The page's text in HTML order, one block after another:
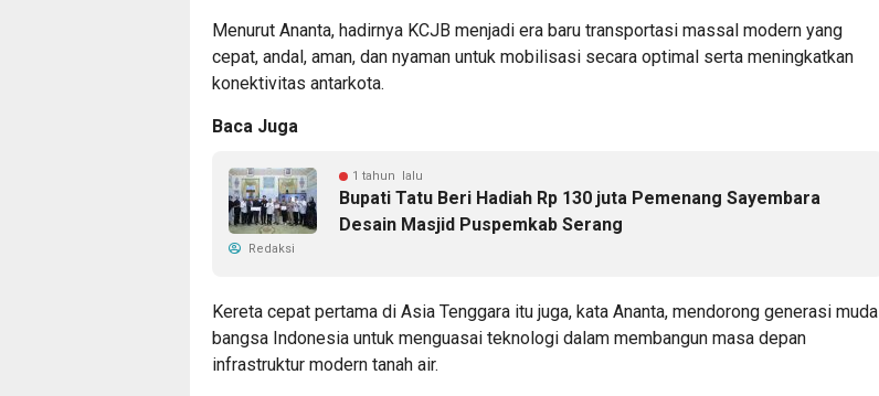
Menurut Ananta, hadirnya KCJB menjadi era baru transportasi massal modern yang
cepat, andal, aman, dan nyaman untuk mobilisasi secara optimal serta meningkatkan
konektivitas antarkota.
Baca Juga
1 tahun lalu
Bupati Tatu Beri Hadiah Rp 130 juta Pemenang Sayembara
Desain Masjid Puspemkab Serang
Redaksi
Kereta cepat pertama di Asia Tenggara itu juga, kata Ananta, mendorong generasi muda
bangsa Indonesia untuk menguasai teknologi dalam membangun masa depan
infrastruktur modern tanah air.